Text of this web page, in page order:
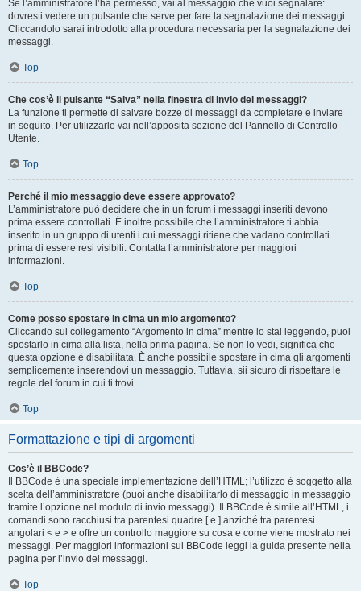
Se l’amministratore l’ha permesso, vai al messaggio che vuoi segnalare:
dovresti vedere un pulsante che serve per fare la segnalazione dei messaggi.
Cliccandolo sarai introdotto alla procedura necessaria per la segnalazione dei
messaggi.
Top
Che cos’è il pulsante “Salva” nella finestra di invio dei messaggi?
La funzione ti permette di salvare bozze di messaggi da completare e inviare
in seguito. Per utilizzarle vai nell’apposita sezione del Pannello di Controllo
Utente.
Top
Perché il mio messaggio deve essere approvato?
L’amministratore può decidere che in un forum i messaggi inseriti devono
prima essere controllati. È inoltre possibile che l’amministratore ti abbia
inserito in un gruppo di utenti i cui messaggi ritiene che vadano controllati
prima di essere resi visibili. Contatta l’amministratore per maggiori
informazioni.
Top
Come posso spostare in cima un mio argomento?
Cliccando sul collegamento “Argomento in cima” mentre lo stai leggendo, puoi
spostarlo in cima alla lista, nella prima pagina. Se non lo vedi, significa che
questa opzione è disabilitata. È anche possibile spostare in cima gli argomenti
semplicemente inserendovi un messaggio. Tuttavia, sii sicuro di rispettare le
regole del forum in cui ti trovi.
Top
Formattazione e tipi di argomenti
Cos’è il BBCode?
Il BBCode è una speciale implementazione dell’HTML; l’utilizzo è soggetto alla
scelta dell’amministratore (puoi anche disabilitarlo di messaggio in messaggio
tramite l’opzione nel modulo di invio messaggi). Il BBCode è simile all’HTML, i
comandi sono racchiusi tra parentesi quadre [ e ] anziché tra parentesi
angolari < e > e offre un controllo maggiore su cosa e come viene mostrato nei
messaggi. Per maggiori informazioni sul BBCode leggi la guida presente nella
pagina per l’invio dei messaggi.
Top